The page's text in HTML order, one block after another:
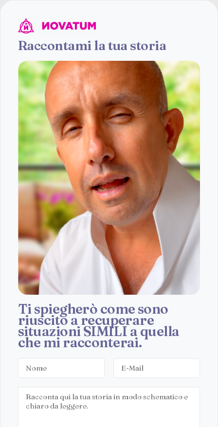
Raccontami la tua storia
Ti spiegherò come sono
riuscito a recuperare
situazioni SIMILI a quella
che mi racconterai.